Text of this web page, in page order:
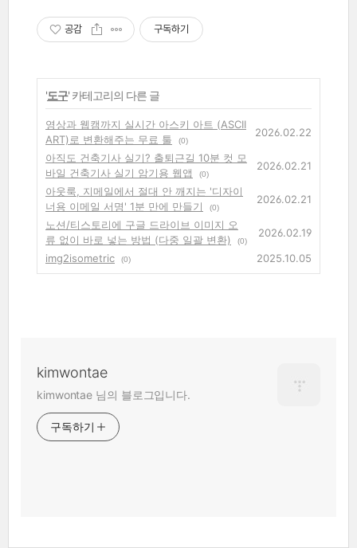
공감 구독하기
'도구' 카테고리의 다른 글
영상과 웹캠까지 실시간 아스키 아트 (ASCII
ART)로 변환해주는 무료 툴
(0)
2026.02.22
아직도 건축기사 실기? 출퇴근길 10분 컷 모
바일 건축기사 실기 암기용 웹앱
(0)
2026.02.21
아웃룩, 지메일에서 절대 안 깨지는 '디자이
너용 이메일 서명' 1분 만에 만들기
(0)
2026.02.21
노션/티스토리에 구글 드라이브 이미지 오
류 없이 바로 넣는 방법 (다중 일괄 변환)
(0)
2026.02.19
img2isometric
(0) 2025.10.05
kimwontae
kimwontae 님의 블로그입니다.
구독하기